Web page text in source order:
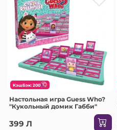
КэшБэк: 200
Настольная игра Guess Who?
"Кукольный домик Габби"
399 Л